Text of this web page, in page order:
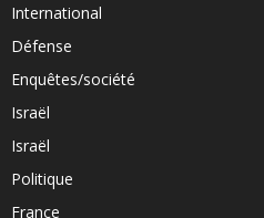
International
Défense
Enquêtes/société
Israël
Israël
Politique
France